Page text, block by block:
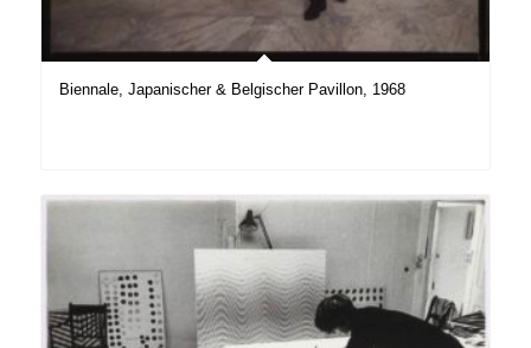
Biennale, Japanischer & Belgischer Pavillon, 1968